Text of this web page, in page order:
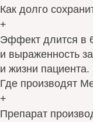
Как долго
+
Эффект длится в
и выраженность
и жизни пациента.
Где производят
+
Препарат